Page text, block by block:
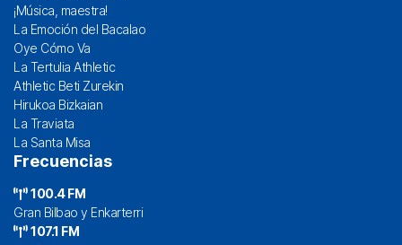
¡Música, maestra!
La Emoción del Bacalao
Oye Cómo Va
La Tertulia Athletic
Athletic Beti Zurekin
Hirukoa Bizkaian
La Traviata
La Santa Misa
Frecuencias
100.4 FM
Gran Bilbao y Enkarterri
107.1 FM